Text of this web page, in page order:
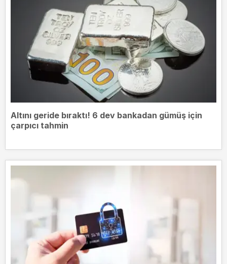
Altını geride bıraktı! 6 dev bankadan gümüş için
çarpıcı tahmin